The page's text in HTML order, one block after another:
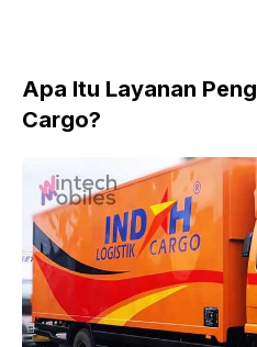
Apa Itu Layanan
Cargo?